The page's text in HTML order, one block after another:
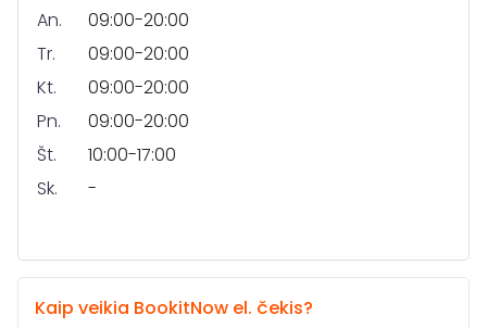
An.
09:00-20:00
Tr.
09:00-20:00
Kt.
09:00-20:00
Pn.
09:00-20:00
Št.
10:00-17:00
Sk.
-
Kaip veikia BookitNow el. čekis?